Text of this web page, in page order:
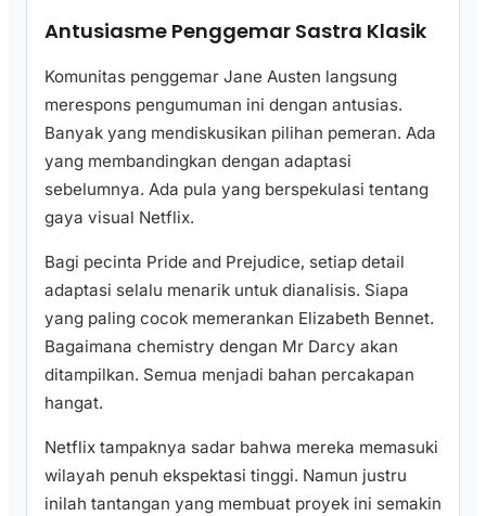
Antusiasme Penggemar Sastra Klasik
Komunitas penggemar Jane Austen langsung
merespons pengumuman ini dengan antusias.
Banyak yang mendiskusikan pilihan pemeran. Ada
yang membandingkan dengan adaptasi
sebelumnya. Ada pula yang berspekulasi tentang
gaya visual Netflix.
Bagi pecinta Pride and Prejudice, setiap detail
adaptasi selalu menarik untuk dianalisis. Siapa
yang paling cocok memerankan Elizabeth Bennet.
Bagaimana chemistry dengan Mr Darcy akan
ditampilkan. Semua menjadi bahan percakapan
hangat.
Netflix tampaknya sadar bahwa mereka memasuki
wilayah penuh ekspektasi tinggi. Namun justru
inilah tantangan yang membuat proyek ini semakin